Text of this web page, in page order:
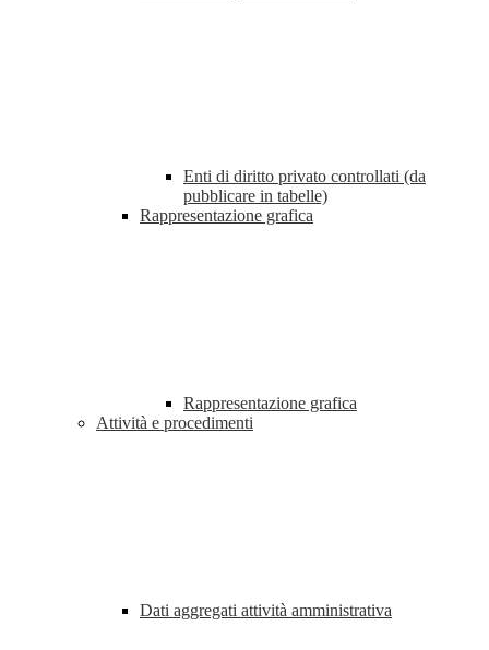
Enti di diritto privato controllati (da
pubblicare in tabelle)
Rappresentazione grafica
Rappresentazione grafica
Attività e procedimenti
Dati aggregati attività amministrativa